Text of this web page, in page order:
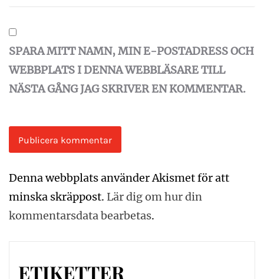
SPARA MITT NAMN, MIN E-POSTADRESS OCH
WEBBPLATS I DENNA WEBBLÄSARE TILL
NÄSTA GÅNG JAG SKRIVER EN KOMMENTAR.
Denna webbplats använder Akismet för att
minska skräppost. Lär dig om hur din
kommentarsdata bearbetas.
ETIKETTER